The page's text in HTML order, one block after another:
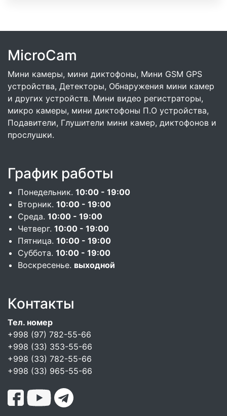
MicroCam
Мини камеры, мини диктофоны, Мини GSM GPS
устройства, Детекторы, Обнаружения мини камер
и других устройств. Мини видео регистраторы,
микро камеры, мини диктофоны П.О устройства,
Подавители, Глушители мини камер, диктофонов и
прослушки.
График работы
Понедельник. 10:00 - 19:00
Вторник. 10:00 - 19:00
Среда. 10:00 - 19:00
Четверг. 10:00 - 19:00
Пятница. 10:00 - 19:00
Суббота. 10:00 - 19:00
Воскресенье. выходной
Контакты
Тел. номер
+998 (97) 782-55-66
+998 (33) 353-55-66
+998 (33) 782-55-66
+998 (33) 965-55-66